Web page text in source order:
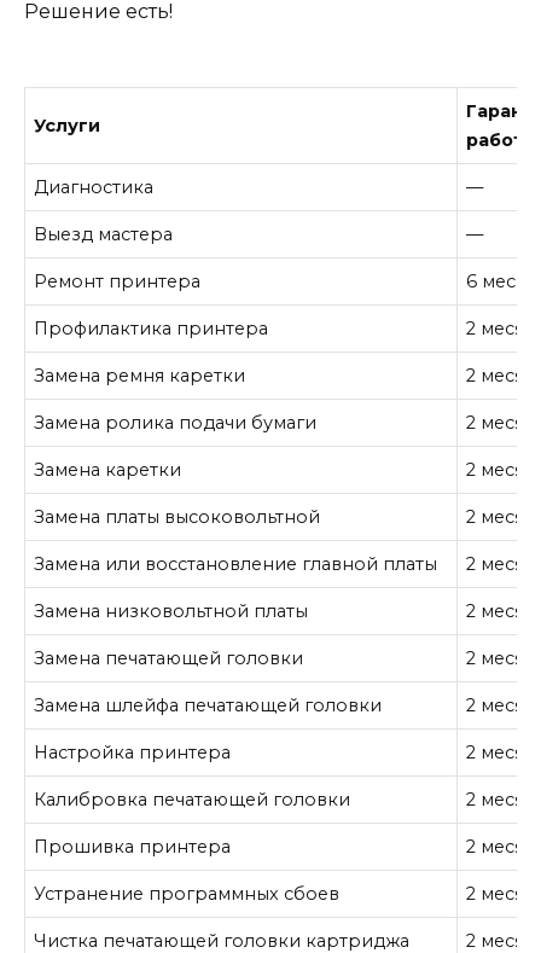
Решение есть!
Услуги
работу
Диагностика —
Выезд мастера —
Ремонт принтера 6
Профилактика принтера 2
Замена ремня каретки 2
Замена ролика подачи бумаги 2
Замена каретки 2
Замена платы высоковольтной 2
Замена или восстановление главной платы 2
Замена низковольтной платы 2
Замена печатающей головки 2
Замена шлейфа печатающей головки 2
Настройка принтера 2
Калибровка печатающей головки 2
Прошивка принтера 2
Устранение программных сбоев 2
Чистка печатающей головки картриджа 2